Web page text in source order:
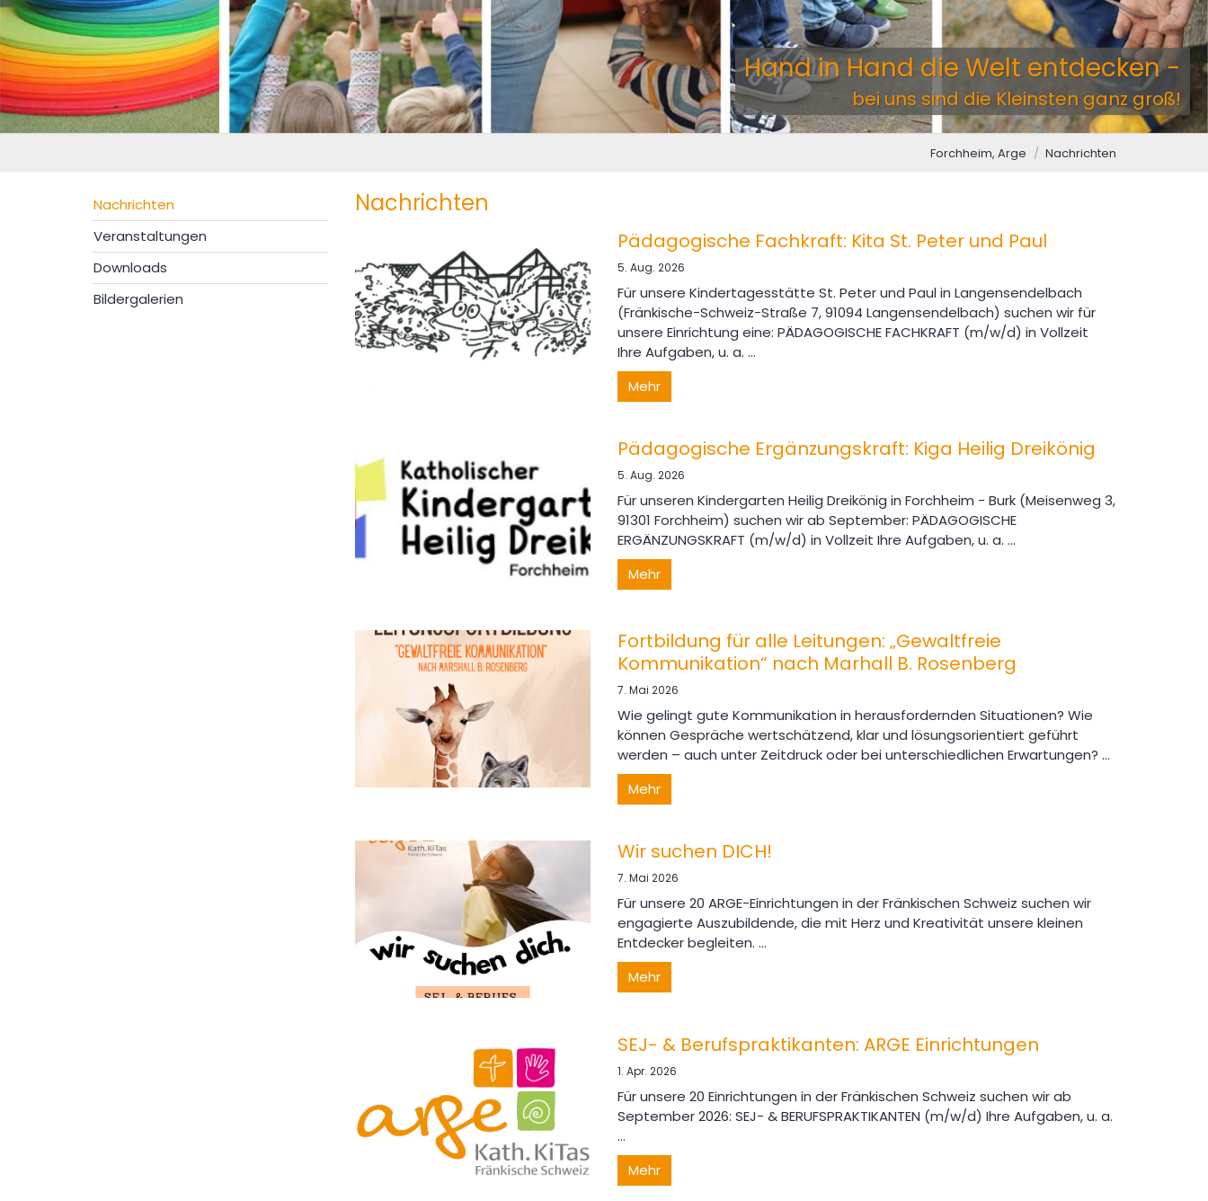
Hand in Hand die Welt entdecken -
bei uns sind die Kleinsten ganz groß!
Forchheim, Arge Nachrichten
Nachrichten
Pädagogische Fachkraft: Kita St. Peter und Paul
5. Aug. 2026
Für unsere Kindertagesstätte St. Peter und Paul in Langensendelbach
(Fränkische-Schweiz-Straße 7, 91094 Langensendelbach) suchen wir für
unsere Einrichtung eine: PÄDAGOGISCHE FACHKRAFT (m/w/d) in Vollzeit
Ihre Aufgaben, u. a. ...
Mehr
Pädagogische Ergänzungskraft: Kiga Heilig Dreikönig
5. Aug. 2026
Für unseren Kindergarten Heilig Dreikönig in Forchheim - Burk (Meisenweg 3,
91301 Forchheim) suchen wir ab September: PÄDAGOGISCHE
ERGÄNZUNGSKRAFT (m/w/d) in Vollzeit Ihre Aufgaben, u. a. ...
Mehr
Fortbildung für alle Leitungen: „Gewaltfreie
Kommunikation“ nach Marhall B. Rosenberg
7. Mai 2026
Wie gelingt gute Kommunikation in herausfordernden Situationen? Wie
können Gespräche wertschätzend, klar und lösungsorientiert geführt
werden – auch unter Zeitdruck oder bei unterschiedlichen Erwartungen? ...
Mehr
Wir suchen DICH!
7. Mai 2026
Für unsere 20 ARGE-Einrichtungen in der Fränkischen Schweiz suchen wir
engagierte Auszubildende, die mit Herz und Kreativität unsere kleinen
Entdecker begleiten. ...
Mehr
SEJ- & Berufspraktikanten: ARGE Einrichtungen
1. Apr. 2026
Für unsere 20 Einrichtungen in der Fränkischen Schweiz suchen wir ab
September 2026: SEJ- & BERUFSPRAKTIKANTEN (m/w/d) Ihre Aufgaben, u. a.
...
Mehr
Nachrichten
Veranstaltungen
Downloads
Bildergalerien